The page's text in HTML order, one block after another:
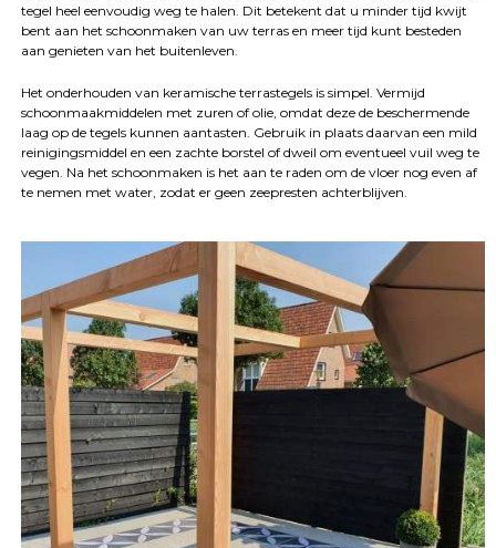
tegel heel eenvoudig weg te halen. Dit betekent dat u minder tijd kwijt
bent aan het schoonmaken van uw terras en meer tijd kunt besteden
aan genieten van het buitenleven.
Het onderhouden van keramische terrastegels is simpel. Vermijd
schoonmaakmiddelen met zuren of olie, omdat deze de beschermende
laag op de tegels kunnen aantasten. Gebruik in plaats daarvan een mild
reinigingsmiddel en een zachte borstel of dweil om eventueel vuil weg te
vegen. Na het schoonmaken is het aan te raden om de vloer nog even af
te nemen met water, zodat er geen zeepresten achterblijven.